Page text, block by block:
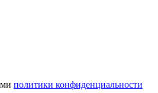
политики конфиденциальности